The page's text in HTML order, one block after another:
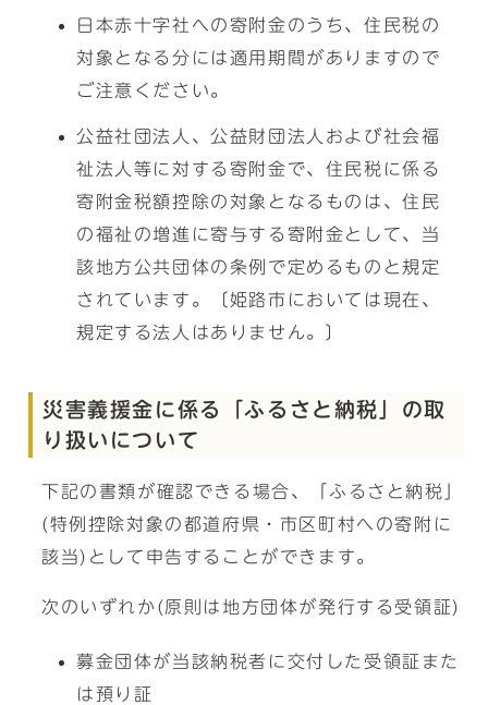
日本赤十字社への寄附金のうち、住民税の
対象となる分には適用期間がありますので
ご注意ください。
公益社団法人、公益財団法人および社会福
祉法人等に対する寄附金で、住民税に係る
寄附金税額控除の対象となるものは、住民
の福祉の増進に寄与する寄附金として、当
該地方公共団体の条例で定めるものと規定
されています。〔姫路市においては現在、
規定する法人はありません。〕
災害義援金に係る「ふるさと納税」の取
り扱いについて
下記の書類が確認できる場合、「ふるさと納税」
(特例控除対象の都道府県・市区町村への寄附に
該当)として申告することができます。
次のいずれか(原則は地方団体が発行する受領証)
募金団体が当該納税者に交付した受領証また
は預り証